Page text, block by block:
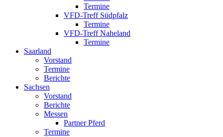
Termine
VFD-Treff Südpfalz
Termine
VFD-Treff Naheland
Termine
Saarland
Vorstand
Termine
Berichte
Sachsen
Vorstand
Berichte
Messen
Partner Pferd
Termine